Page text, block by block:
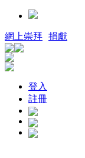
網上崇拜 捐獻
登入
註冊